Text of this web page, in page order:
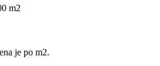
m2
je po m2.